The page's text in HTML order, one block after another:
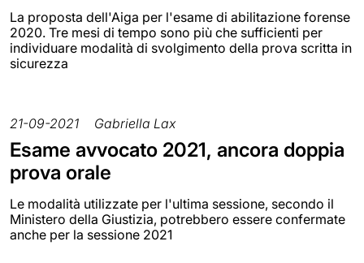
La proposta dell'Aiga per l'esame di abilitazione forense
2020. Tre mesi di tempo sono più che sufficienti per
individuare modalità di svolgimento della prova scritta in
sicurezza
21-09-2021 Gabriella Lax
Esame avvocato 2021, ancora doppia
prova orale
Le modalità utilizzate per l'ultima sessione, secondo il
Ministero della Giustizia, potrebbero essere confermate
anche per la sessione 2021